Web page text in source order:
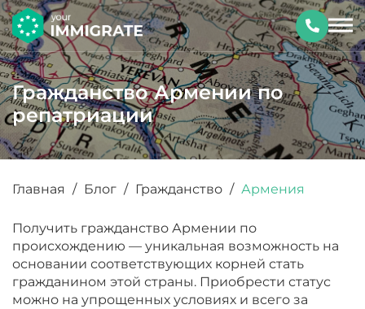
Гражданство Армении по
репатриации
Главная / Блог / Гражданство / Армения
Получить гражданство Армении по
происхождению — уникальная возможность на
основании соответствующих корней стать
гражданином этой страны. Приобрести статус
можно на упрощенных условиях и всего за